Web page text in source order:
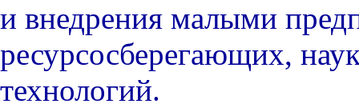
и внедрения малыми
ресурсосберегающих,
технологий.